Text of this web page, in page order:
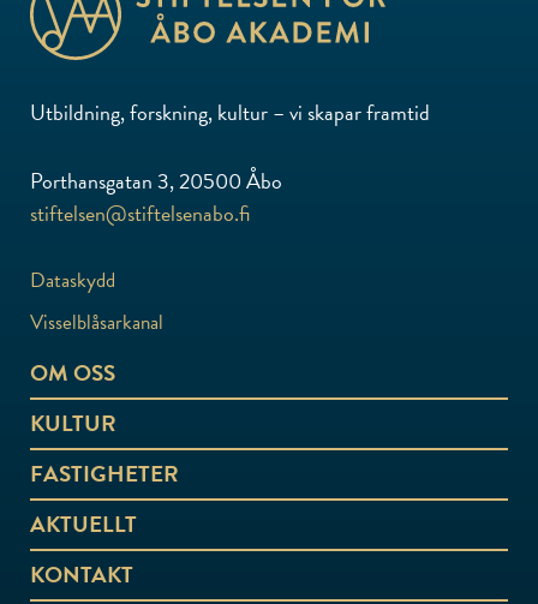
Utbildning, forskning, kultur – vi skapar framtid
Porthansgatan 3, 20500 Åbo
stiftelsen@stiftelsenabo.fi
Dataskydd
Visselblåsarkanal
OM OSS
KULTUR
FASTIGHETER
AKTUELLT
KONTAKT